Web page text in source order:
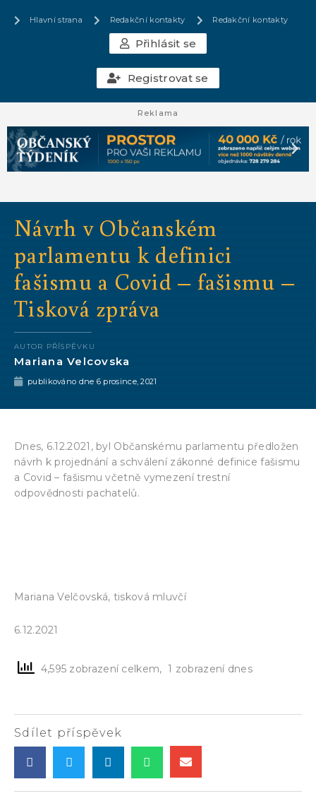
Hlavní strana Redakční kontakty Redakční kontakty
Přihlásit se
Registrovat se
Reklama
Návrh v Občanském
parlamentu k definici
fašismu a Covid – fašismu –
Tisková zpráva
AUTOR PŘÍSPĚVKU
Mariana Velcovska
publikováno dne 6 prosince, 2021
Dnes, 6.12.2021, byl Občanskému parlamentu předložen
návrh k projednání a schválení zákonné definice fašismu
a Covid – fašismu včetně vymezení trestní
odpovědnosti pachatelů.
Mariana Velčovská, tisková mluvčí
6.12.2021
4,595 zobrazení celkem, 1 zobrazení dnes
Sdílet příspěvek